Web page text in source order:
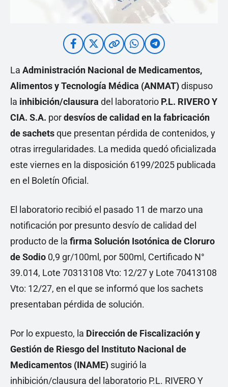
La Administración Nacional de Medicamentos,
Alimentos y Tecnología Médica (ANMAT)dispuso
la inhibición/clausura del laboratorio P.L. RIVERO Y
CIA. S.A. pordesvíos de calidad en la fabricación
de sachetsque presentan pérdida de contenidos, y
otras irregularidades. La medida quedó oficializada
este viernes en la disposición 6199/2025 publicada
en el Boletín Oficial.
El laboratorio recibió el pasado 11 de marzo una
notificación por presunto desvío de calidad del
producto de la firma Solución Isotónica de Cloruro
de Sodio 0,9 gr/100ml, por 500ml, Certificado N°
39.014, Lote 70313108 Vto: 12/27 y Lote 70413108
Vto: 12/27, en el que se informó que los sachets
presentaban pérdida de solución.
Por lo expuesto, la Dirección de Fiscalización y
Gestión de Riesgo del Instituto Nacional de
Medicamentos (INAME) sugirió la
inhibición/clausura del laboratorio P.L. RIVERO Y